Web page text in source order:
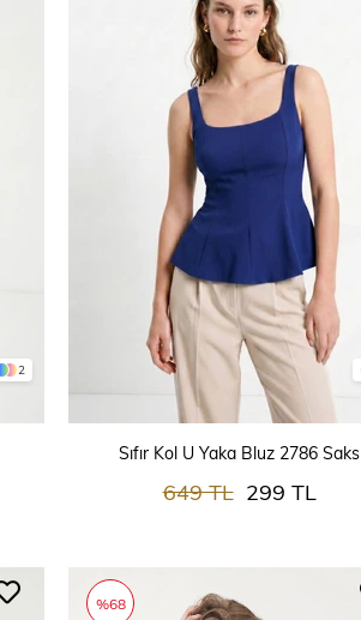
2
Sıfır Kol U Yaka Bluz 2786 Saks
299 TL
649 TL
%68